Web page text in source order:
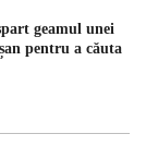
geamul unei
pentru a căuta